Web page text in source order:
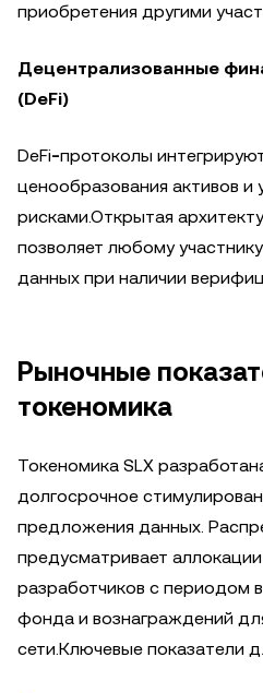
приобретения другими
Децентрализованные
(DeFi)
DeFi-протоколы
ценообразования активов и
рисками.Открытая
позволяет любому
данных при наличии
Рыночные
токеномика
Токеномика SLX
долгосрочное
предложения данных.
предусматривает
разработчиков с периодом
фонда и вознаграждений
сети.Ключевые показатели